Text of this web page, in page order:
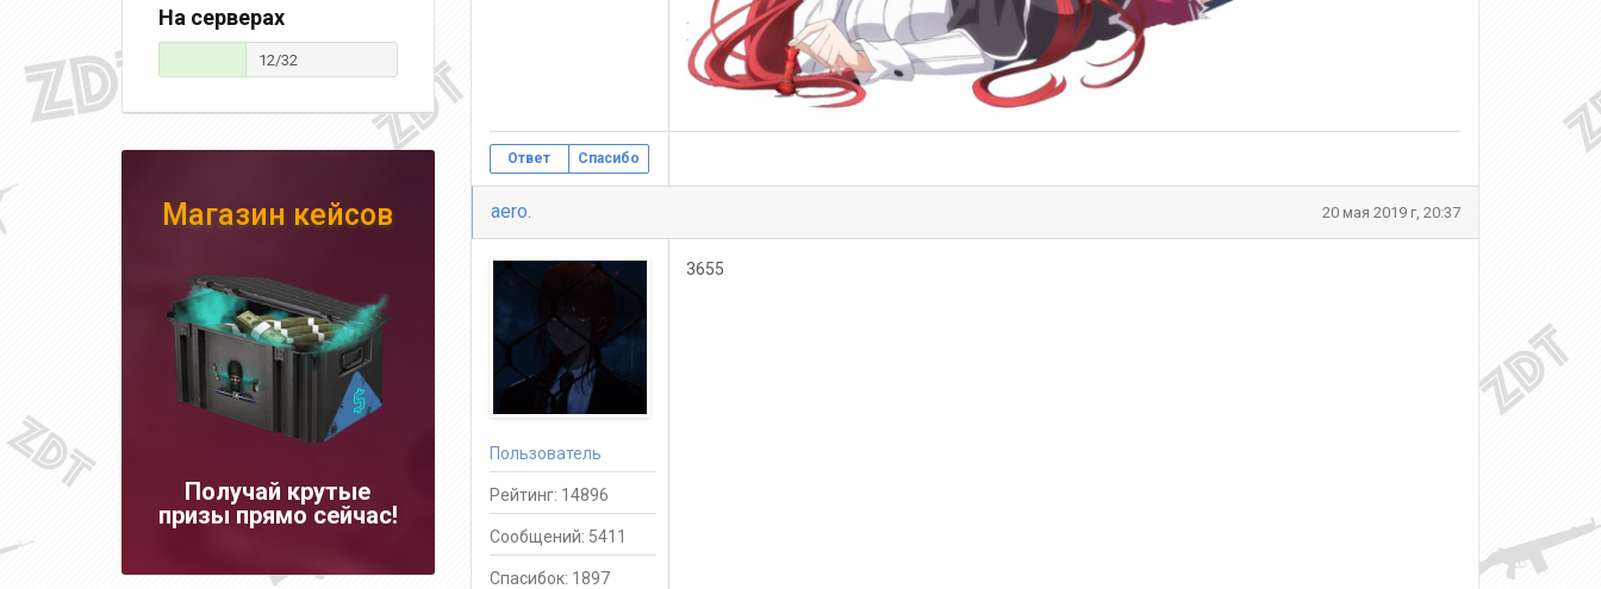
Ответ Спасибо
aero. 20 мая 2019 г, 20:37
Пользователь
Рейтинг: 14896
Сообщений: 5411
Спасибок: 1897
3655
На серверах
12/32
Магазин кейсов
Получай крутые
призы прямо сейчас!